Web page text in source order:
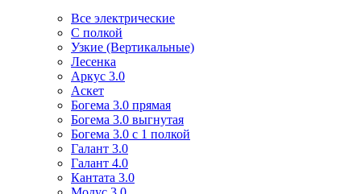
Все электрические
С полкой
Узкие (Вертикальные)
Лесенка
Аркус 3.0
Аскет
Богема 3.0 прямая
Богема 3.0 выгнутая
Богема 3.0 с 1 полкой
Галант 3.0
Галант 4.0
Кантата 3.0